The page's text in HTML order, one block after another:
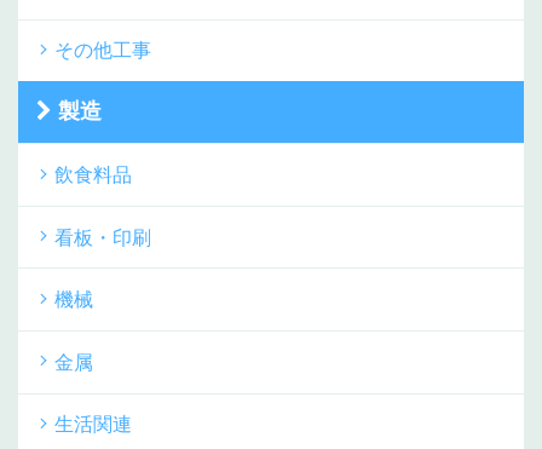
その他工事
製造
飲食料品
看板・印刷
機械
金属
生活関連